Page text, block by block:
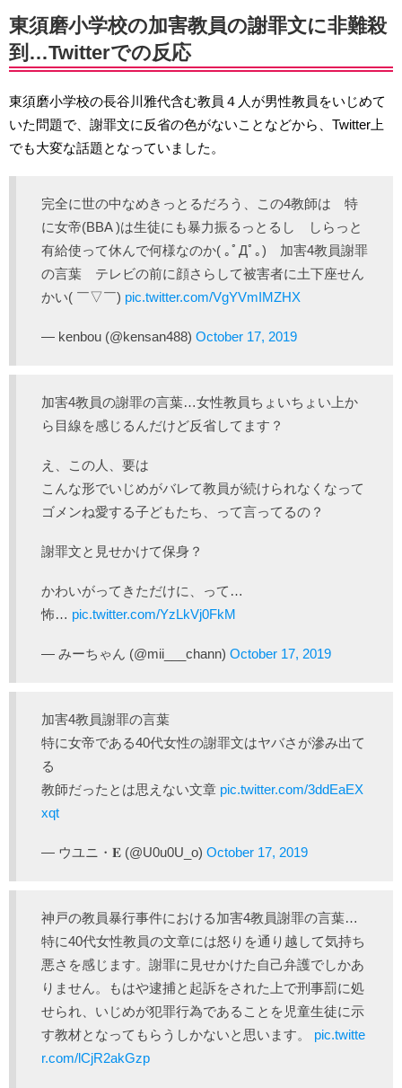
東須磨小学校の加害教員の謝罪文に非難殺
到…Twitterでの反応
東須磨小学校の長谷川雅代含む教員４人が男性教員をいじめて
いた問題で、謝罪文に反省の色がないことなどから、Twitter上
でも大変な話題となっていました。
完全に世の中なめきっとるだろう、この4教師は 特
に女帝(BBA )は生徒にも暴力振るっとるし しらっと
有給使って休んで何様なのか( ｡ﾟДﾟ｡) 加害4教員謝罪
の言葉 テレビの前に顔さらして被害者に土下座せん
かい( ￣▽￣) pic.twitter.com/VgYVmIMZHX
— kenbou (@kensan488) October 17, 2019
加害4教員の謝罪の言葉…女性教員ちょいちょい上か
ら目線を感じるんだけど反省してます？
え、この人、要は
こんな形でいじめがバレて教員が続けられなくなって
ゴメンね愛する子どもたち、って言ってるの？
謝罪文と見せかけて保身？
かわいがってきただけに、って…
怖… pic.twitter.com/YzLkVj0FkM
— みーちゃん (@mii___chann) October 17, 2019
加害4教員謝罪の言葉
特に女帝である40代女性の謝罪文はヤバさが滲み出て
る
教師だったとは思えない文章 pic.twitter.com/3ddEaEX
xqt
— ウユニ・𝐄 (@U0u0U_o) October 17, 2019
神戸の教員暴行事件における加害4教員謝罪の言葉…
特に40代女性教員の文章には怒りを通り越して気持ち
悪さを感じます。謝罪に見せかけた自己弁護でしかあ
りません。もはや逮捕と起訴をされた上で刑事罰に処
せられ、いじめが犯罪行為であることを児童生徒に示
す教材となってもらうしかないと思います。 pic.twitte
r.com/lCjR2akGzp